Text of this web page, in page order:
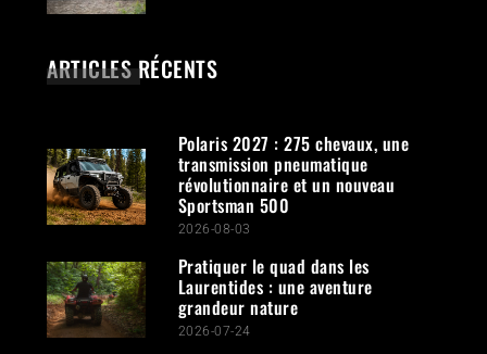
ARTICLES RÉCENTS
Polaris 2027 : 275 chevaux, une
transmission pneumatique
révolutionnaire et un nouveau
Sportsman 500
2026-08-03
Pratiquer le quad dans les
Laurentides : une aventure
grandeur nature
2026-07-24